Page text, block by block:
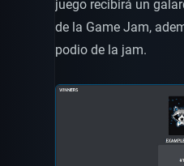
juego recibirá un
de la Game Jam,
podio de la jam.